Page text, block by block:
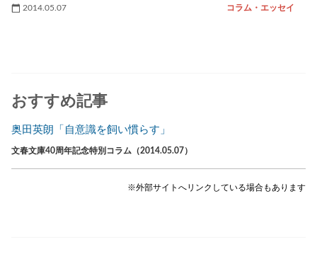
2014.05.07 コラム・エッセイ
おすすめ記事
奥田英朗「自意識を飼い慣らす」
文春文庫40周年記念特別コラム（2014.05.07）
※外部サイトへリンクしている場合もあります